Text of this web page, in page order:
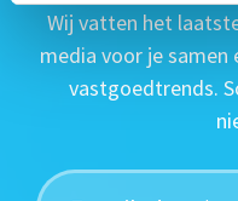
Wij vatten het
media voor je samen
vastgoedtrends.